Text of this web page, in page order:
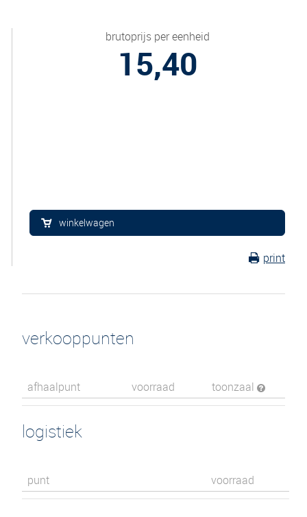
brutoprijs per eenheid
15,40
winkelwagen
print
verkooppunten
afhaalpunt voorraad toonzaal
logistiek
punt voorraad